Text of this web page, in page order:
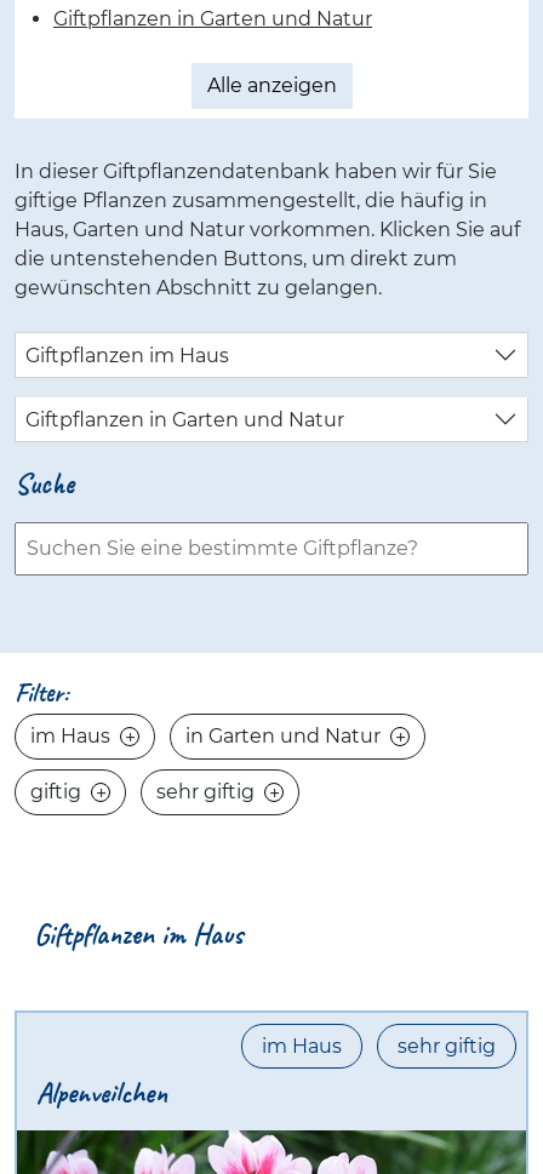
Giftpflanzen in Garten und Natur
Alle anzeigen
In dieser Giftpflanzendatenbank haben wir für Sie
giftige Pflanzen zusammengestellt, die häufig in
Haus, Garten und Natur vorkommen. Klicken Sie auf
die untenstehenden Buttons, um direkt zum
gewünschten Abschnitt zu gelangen.
Giftpflanzen im Haus
Giftpflanzen in Garten und Natur
Suche
Pflanze suchen
Filter:
im Haus in Garten und Natur
giftig sehr giftig
Giftpflanzen im Haus
im Haus sehr giftig
Alpenveilchen